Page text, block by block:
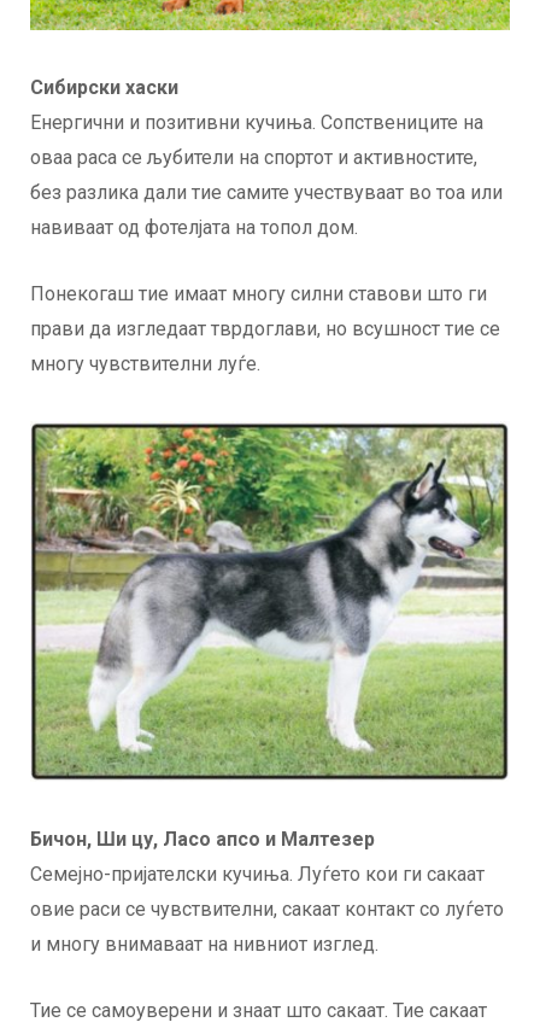
Сибирски хаски
Енергични и позитивни кучиња. Сопствениците на
оваа раса се љубители на спортот и активностите,
без разлика дали тие самите учествуваат во тоа или
навиваат од фотелјата на топол дом.
Понекогаш тие имаат многу силни ставови што ги
прави да изгледаат тврдоглави, но всушност тие се
многу чувствителни луѓе.
Бичон, Ши цу, Ласо апсо и Малтезер
Семејно-пријателски кучиња. Луѓето кои ги сакаат
овие раси се чувствителни, сакаат контакт со луѓето
и многу внимаваат на нивниот изглед.
Тие се самоуверени и знаат што сакаат. Тие сакаат